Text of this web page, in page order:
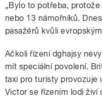
„Bylo to potřeba,
nebo 13 námořníků.
pasažérů kvůli
Ačkoli řízení dghajsy
mít speciální povolení.
taxi pro turisty provozuje
Victor se řízením lodi živí